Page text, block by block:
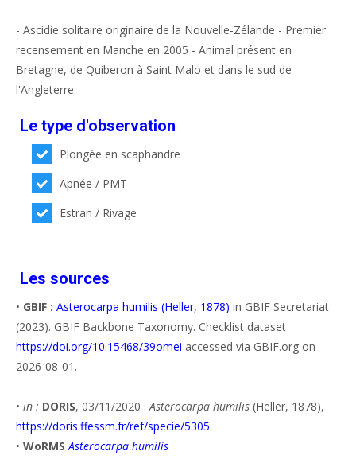
- Ascidie solitaire originaire de la Nouvelle-Zélande - Premier
recensement en Manche en 2005 - Animal présent en
Bretagne, de Quiberon à Saint Malo et dans le sud de
l'Angleterre
Le type d'observation
Plongée en scaphandre
Apnée / PMT
Estran / Rivage
Les sources
• GBIF : Asterocarpa humilis (Heller, 1878) in GBIF Secretariat
(2023). GBIF Backbone Taxonomy. Checklist dataset
https://doi.org/10.15468/39omei accessed via GBIF.org on
2026-08-01.
• in : DORIS, 03/11/2020 :Asterocarpa humilis (Heller, 1878),
https://doris.ffessm.fr/ref/specie/5305
• WoRMS Asterocarpa humilis